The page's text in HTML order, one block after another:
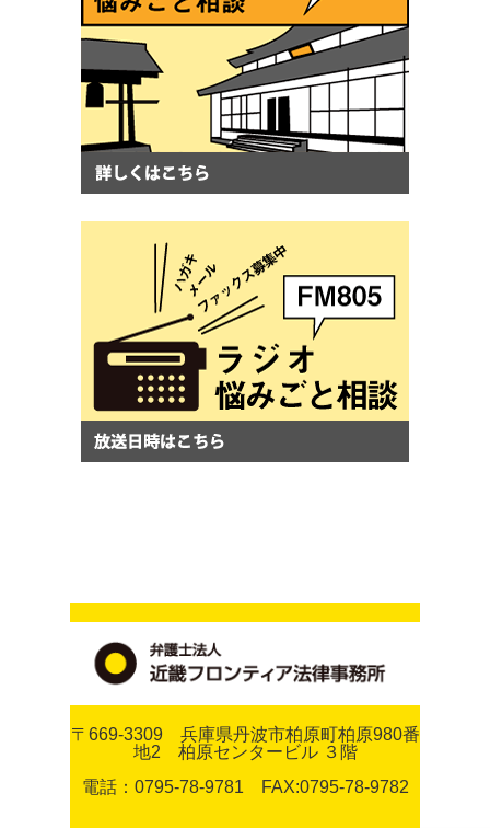
〒669-3309 兵庫県丹波市柏原町柏原980番
地2 柏原センタービル ３階
電話：0795-78-9781 FAX:0795-78-9782